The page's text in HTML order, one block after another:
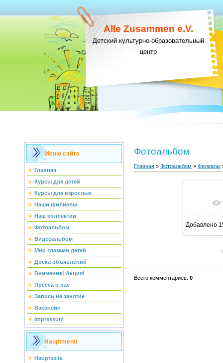
Alle Zusammen e.V.
Детский культурно-образовательный
центр
Меню сайта
Главная
Курсы для детей
Курсы для взрослых
Наши филиалы
Наш коллектив
Фотоальбом
Видеоальбом
Мир глазами детей
Доска объявлений
Внимание! Акция!
Пресса о нас
Запись на занятие
Вакансии
Impressum
Hauptmenü
Hauptseite
Фотоальбом
Главная » Фотоальбом » Филиалы
В
Добавлено
Всего комментариев: 0